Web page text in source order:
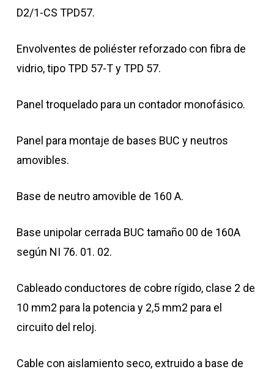
D2/1-CS TPD57.
Envolventes de poliéster reforzado con fibra de
vidrio, tipo TPD 57-T y TPD 57.
Panel troquelado para un contador monofásico.
Panel para montaje de bases BUC y neutros
amovibles.
Base de neutro amovible de 160 A.
Base unipolar cerrada BUC tamaño 00 de 160A
según NI 76. 01. 02.
Cableado conductores de cobre rígido, clase 2 de
10 mm2 para la potencia y 2,5 mm2 para el
circuito del reloj.
Cable con aislamiento seco, extruido a base de